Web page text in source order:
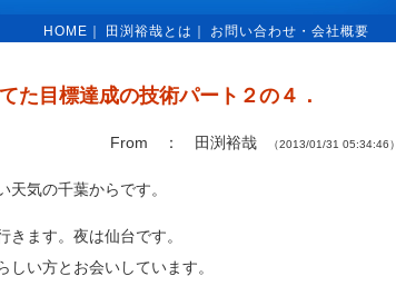
HOME 田渕裕哉とは お問い合わせ・会社概要
た目標達成の技術パート２の４．
From ： 田渕裕哉 （2013/01/31 05:34:46）
気の千葉からです。
ます。夜は仙台です。
い方とお会いしています。